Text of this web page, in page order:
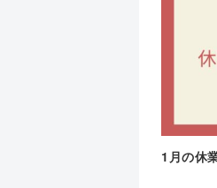
1月の休